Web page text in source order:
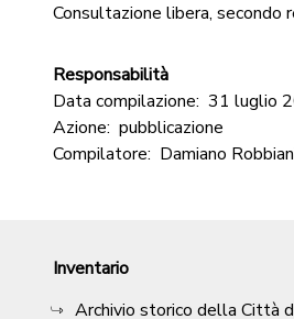
Consultazione libera,
Responsabilità
Data compilazione: 31 luglio
Azione: pubblicazione
Compilatore: Damiano
Inventario
Archivio storico della Città